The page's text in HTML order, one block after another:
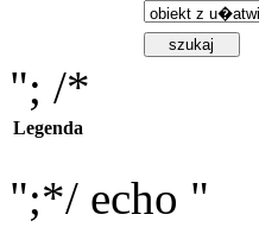
"; /*
Legenda
";*/ echo "